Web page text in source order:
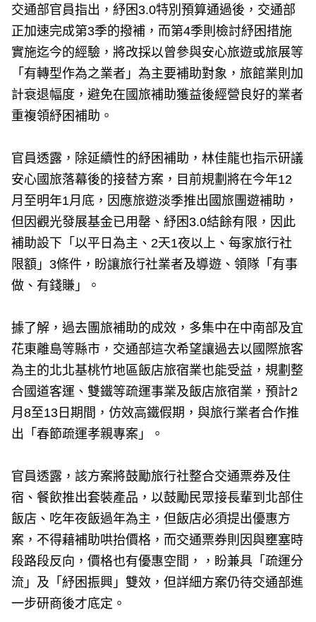
交通部官員指出，紓困3.0特別預算通過後，交通部
正加速完成第3季的撥補，而第4季則檢討紓困措施
實施迄今的經驗，將改採以曾參與安心旅遊或旅展等
「有轉型作為之業者」為主要補助對象，旅館業則加
計衰退幅度，避免在國旅補助獲益後經營良好的業者
重複領紓困補助。
官員透露，除延續性的紓困補助，林佳龍也指示研議
安心國旅落幕後的接替方案，目前規劃將在今年12
月至明年1月底，因應旅遊淡季推出國旅團遊補助，
但因觀光發展基金已用罄、紓困3.0結餘有限，因此
補助設下「以平日為主、2天1夜以上、每家旅行社
限額」3條件，盼讓旅行社業者及導遊、領隊「有事
做、有錢賺」。
據了解，過去團旅補助的成效，多集中在中南部及宜
花東離島等縣市，交通部這次希望讓過去以國際旅客
為主的北北基桃竹地區飯店旅宿業也能受益，規劃整
合國道客運、雙鐵等疏運事業及飯店旅宿業，預計2
月8至13日期間，仿效高鐵假期，與旅行業者合作推
出「春節疏運孝親專案」。
官員透露，該方案將鼓勵旅行社整合交通票券及住
宿、餐飲推出套裝產品，以鼓勵民眾接長輩到北部住
飯店、吃年夜飯過年為主，但飯店必須提出優惠方
案，不得藉補助哄抬價格，而交通票券則因與壅塞時
段路段反向，價格也有優惠空間，，盼兼具「疏運分
流」及「紓困振興」雙效，但詳細方案仍待交通部進
一步研商後才底定。